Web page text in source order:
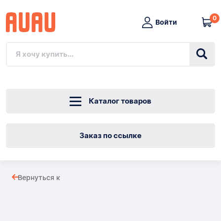
Войти
0
Каталог товаров
Заказ по ссылке
Вернуться к